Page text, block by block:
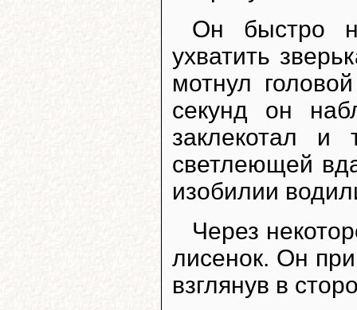
Он быстро
ухватить
мотнул
секунд он
заклекотал и
светлеющей
изобилии
Через
лисенок. Он
взглянув в